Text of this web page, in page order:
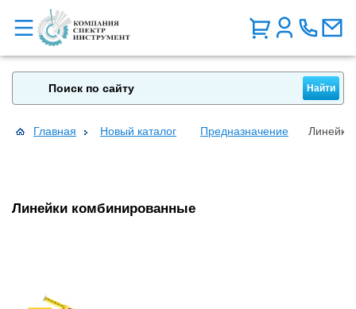
Главная Новый каталог Предназначение
Линейки комбинированные